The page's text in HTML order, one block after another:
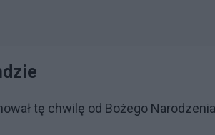
tę chwilę od Bożego